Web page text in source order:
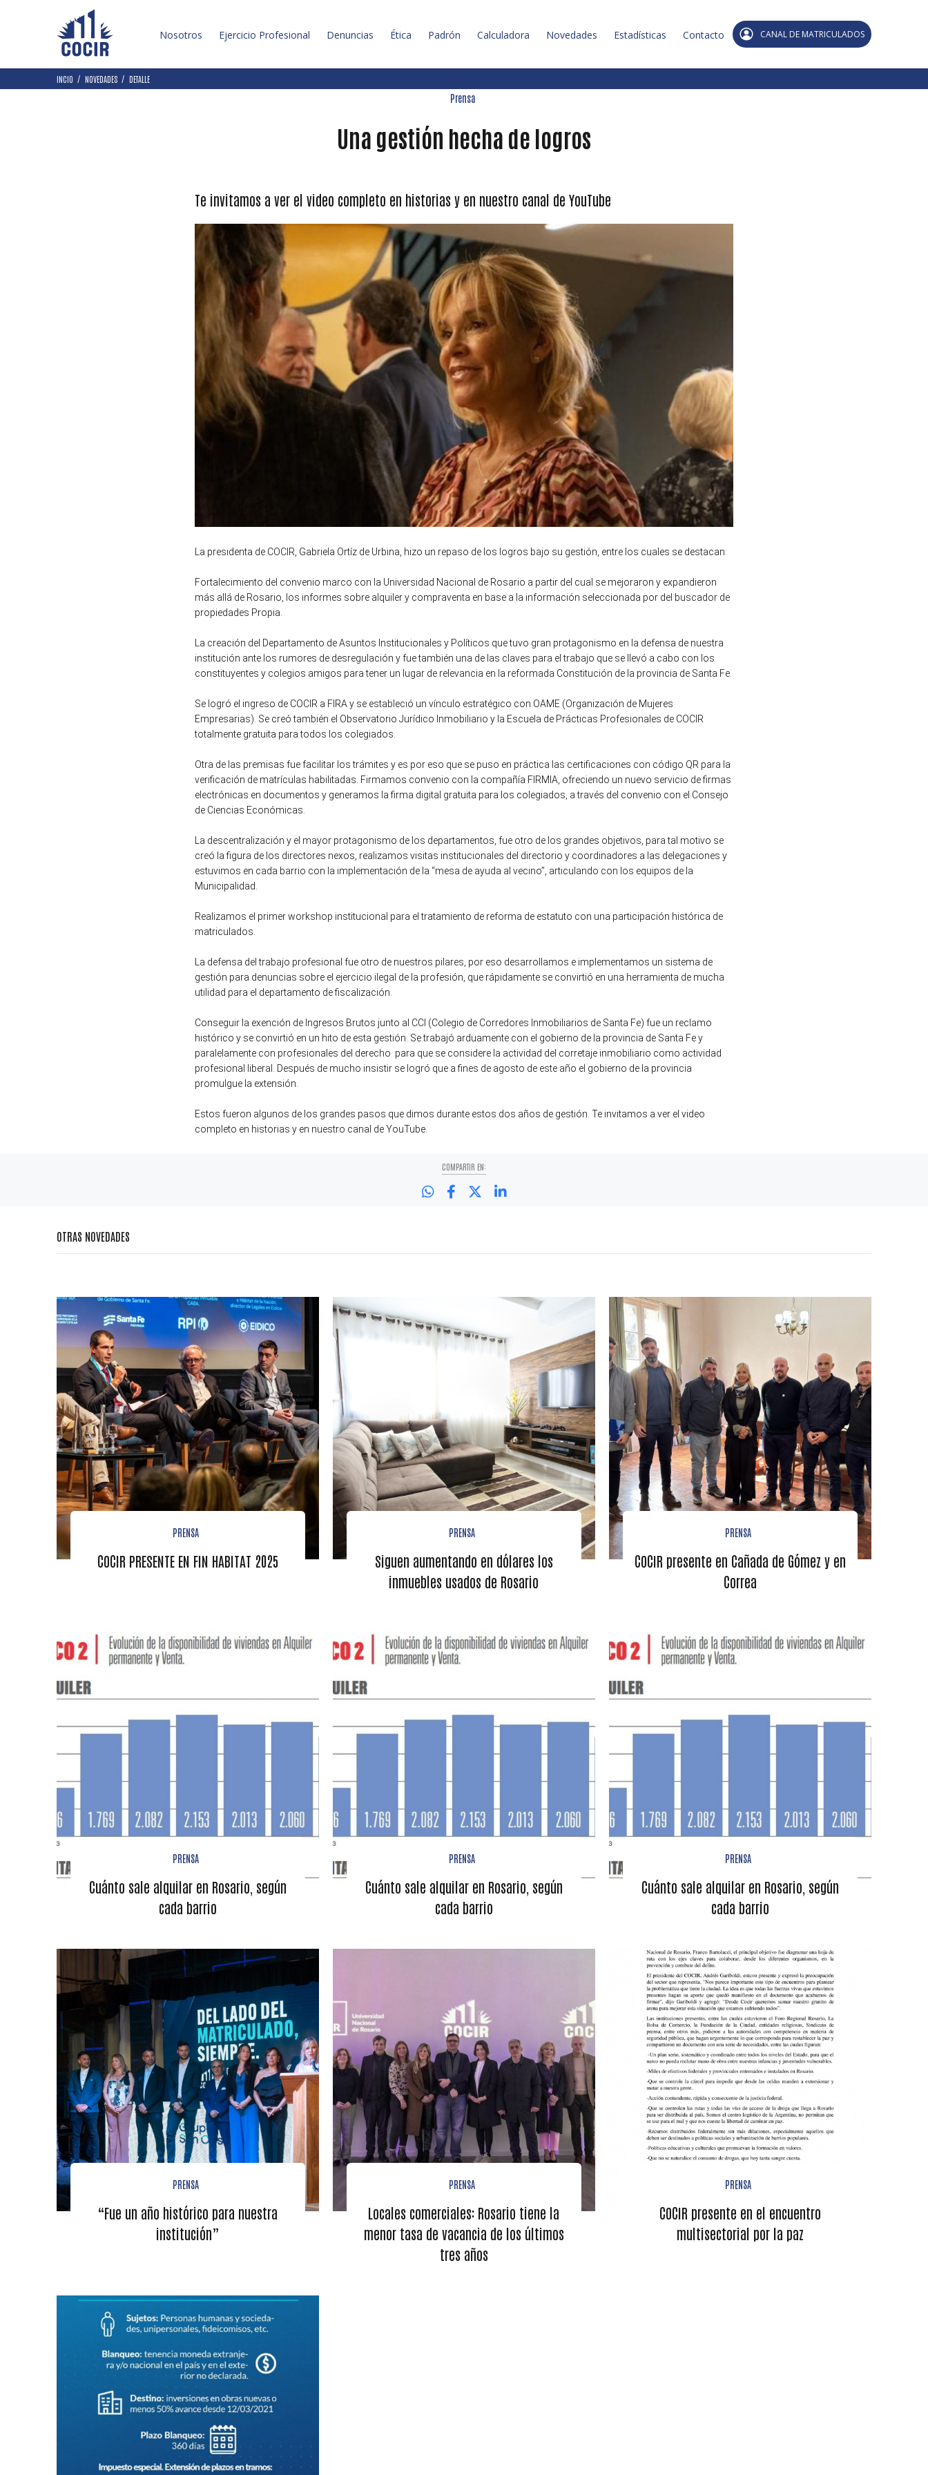
Nosotros Ejercicio Profesional Denuncias Ética Padrón Calculadora Novedades Estadísticas Contacto CANAL DE MATRICULADOS
INCIO NOVEDADES DETALLE
Prensa
Una gestión hecha de logros
Te invitamos a ver el video completo en historias y en nuestro canal de YouTube
La presidenta de COCIR, Gabriela Ortíz de Urbina, hizo un repaso de los logros bajo su gestión, entre los cuales se destacan:
Fortalecimiento del convenio marco con la Universidad Nacional de Rosario a partir del cual se mejoraron y expandieron
más allá de Rosario, los informes sobre alquiler y compraventa en base a la información seleccionada por del buscador de
propiedades Propia.
La creación del Departamento de Asuntos Institucionales y Políticos que tuvo gran protagonismo en la defensa de nuestra
institución ante los rumores de desregulación y fue también una de las claves para el trabajo que se llevó a cabo con los
constituyentes y colegios amigos para tener un lugar de relevancia en la reformada Constitución de la provincia de Santa Fe.
Se logró el ingreso de COCIR a FIRA y se estableció un vínculo estratégico con OAME (Organización de Mujeres
Empresarias). Se creó también el Observatorio Jurídico Inmobiliario y la Escuela de Prácticas Profesionales de COCIR
totalmente gratuita para todos los colegiados.
Otra de las premisas fue facilitar los trámites y es por eso que se puso en práctica las certificaciones con código QR para la
verificación de matrículas habilitadas. Firmamos convenio con la compañía FIRMIA, ofreciendo un nuevo servicio de firmas
electrónicas en documentos y generamos la firma digital gratuita para los colegiados, a través del convenio con el Consejo
de Ciencias Económicas.
La descentralización y el mayor protagonismo de los departamentos, fue otro de los grandes objetivos, para tal motivo se
creó la figura de los directores nexos, realizamos visitas institucionales del directorio y coordinadores a las delegaciones y
estuvimos en cada barrio con la implementación de la “mesa de ayuda al vecino”, articulando con los equipos de la
Municipalidad.
Realizamos el primer workshop institucional para el tratamiento de reforma de estatuto con una participación histórica de
matriculados.
La defensa del trabajo profesional fue otro de nuestros pilares, por eso desarrollamos e implementamos un sistema de
gestión para denuncias sobre el ejercicio ilegal de la profesión, que rápidamente se convirtió en una herramienta de mucha
utilidad para el departamento de fiscalización.
Conseguir la exención de Ingresos Brutos junto al CCI (Colegio de Corredores Inmobiliarios de Santa Fe) fue un reclamo
histórico y se convirtió en un hito de esta gestión. Se trabajó arduamente con el gobierno de la provincia de Santa Fe y
paralelamente con profesionales del derecho para que se considere la actividad del corretaje inmobiliario como actividad
profesional liberal. Después de mucho insistir se logró que a fines de agosto de este año el gobierno de la provincia
promulgue la extensión.
Estos fueron algunos de los grandes pasos que dimos durante estos dos años de gestión. Te invitamos a ver el video
completo en historias y en nuestro canal de YouTube.
COMPARTIR EN:
OTRAS NOVEDADES
PRENSA
COCIR PRESENTE EN FIN HABITAT 2025
PRENSA
Siguen aumentando en dólares los
inmuebles usados de Rosario
PRENSA
COCIR presente en Cañada de Gómez y en
Correa
PRENSA
Cuánto sale alquilar en Rosario, según
cada barrio
PRENSA
Cuánto sale alquilar en Rosario, según
cada barrio
PRENSA
Cuánto sale alquilar en Rosario, según
cada barrio
PRENSA
“Fue un año histórico para nuestra
institución”
PRENSA
Locales comerciales: Rosario tiene la
menor tasa de vacancia de los últimos
tres años
PRENSA
COCIR presente en el encuentro
multisectorial por la paz